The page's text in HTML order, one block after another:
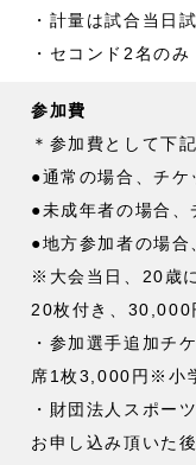
・計量は試合当日
・セコンド2名のみ
参加費
＊参加費として下
●通常の場合、チ
●未成年者の場合
●地方参加者の場
※大会当日、20歳
20枚付き、30,000
・参加選手追加チ
席1枚3,000円※小
・財団法人スポー
お申し込み頂いた